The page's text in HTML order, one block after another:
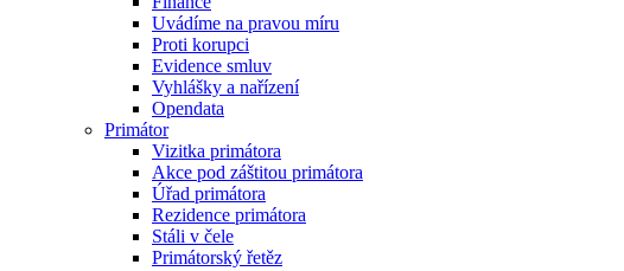
Uvádíme na pravou míru
Proti korupci
Evidence smluv
Vyhlášky a nařízení
Opendata
Primátor
Vizitka primátora
Akce pod záštitou primátora
Úřad primátora
Rezidence primátora
Stáli v čele
Primátorský řetěz